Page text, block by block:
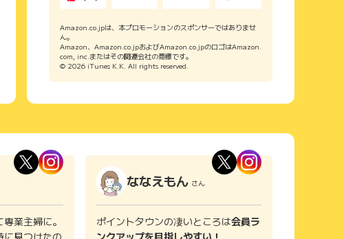
Amazon.co.jpは、本プロモーションのスポンサーではありませ
ん。
Amazon、Amazon.co.jpおよびAmazon.co.jpのロゴはAmazon.
com, inc.またはその関連会社の商標です。
© 2026 iTunes K.K. All rights reserved.
業主婦に。
に見つけたの
ななえもん さん
ポイントタウンの凄いところは会員ラ
ンクアップを目指しやすい！